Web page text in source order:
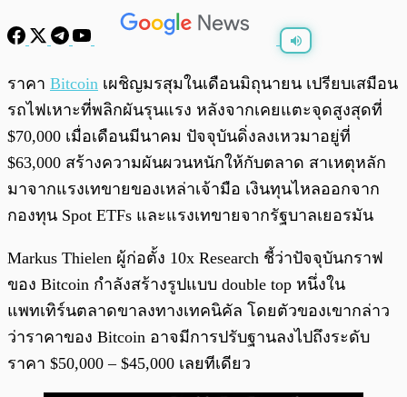
0:00/
ราคา Bitcoin เผชิญมรสุมในเดือนมิถุนายน เปรียบเสมือน
รถไฟเหาะที่พลิกผันรุนแรง หลังจากเคยแตะจุดสูงสุดที่
$70,000 เมื่อเดือนมีนาคม ปัจจุบันดิ่งลงเหวมาอยู่ที่
$63,000 สร้างความผันผวนหนักให้กับตลาด สาเหตุหลัก
มาจากแรงเทขายของเหล่าเจ้ามือ เงินทุนไหลออกจาก
กองทุน Spot ETFs และแรงเทขายจากรัฐบาลเยอรมัน
Markus Thielen ผู้ก่อตั้ง 10x Research ชี้ว่าปัจจุบันกราฟ
ของ Bitcoin กำลังสร้างรูปแบบ double top หนึ่งใน
แพทเทิร์นตลาดขาลงทางเทคนิคัล โดยตัวของเขากล่าว
ว่าราคาของ Bitcoin อาจมีการปรับฐานลงไปถึงระดับ
ราคา $50,000 – $45,000 เลยทีเดียว